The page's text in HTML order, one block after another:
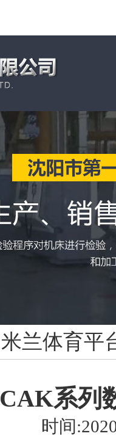
米兰体育平
CAK系列
时间